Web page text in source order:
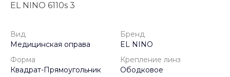
EL NINO 6110s 3
Вид
Медицинская оправа
Бренд
EL NINO
Форма
Квадрат-Прямоугольник
Крепление линз
Ободковое